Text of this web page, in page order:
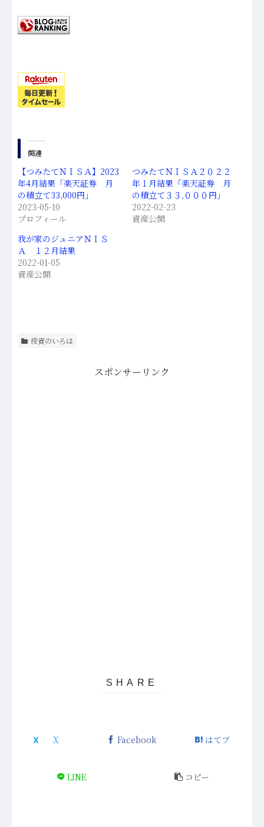
関連
【つみたてＮＩＳＡ】2023
年4月結果「楽天証券 月
の積立て33,000円」
2023-05-10
プロフィール
つみたてＮＩＳＡ２０２２
年１月結果「楽天証券 月
の積立て３３,０００円」
2022-02-23
資産公開
我が家のジュニアＮＩＳ
Ａ １２月結果
2022-01-05
資産公開
投資のいろは
スポンサーリンク
Facebook はてブ
LINE コピー